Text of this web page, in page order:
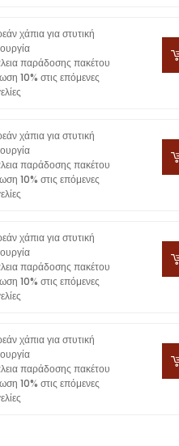
χάπια για στυτική
παράδοσης πακέτου
10% στις επόμενες
χάπια για στυτική
παράδοσης πακέτου
10% στις επόμενες
χάπια για στυτική
παράδοσης πακέτου
10% στις επόμενες
χάπια για στυτική
παράδοσης πακέτου
10% στις επόμενες